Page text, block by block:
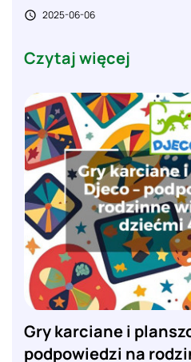
 2025-06-06
Czytaj więcej
Gry karciane i
podpowiedzi na